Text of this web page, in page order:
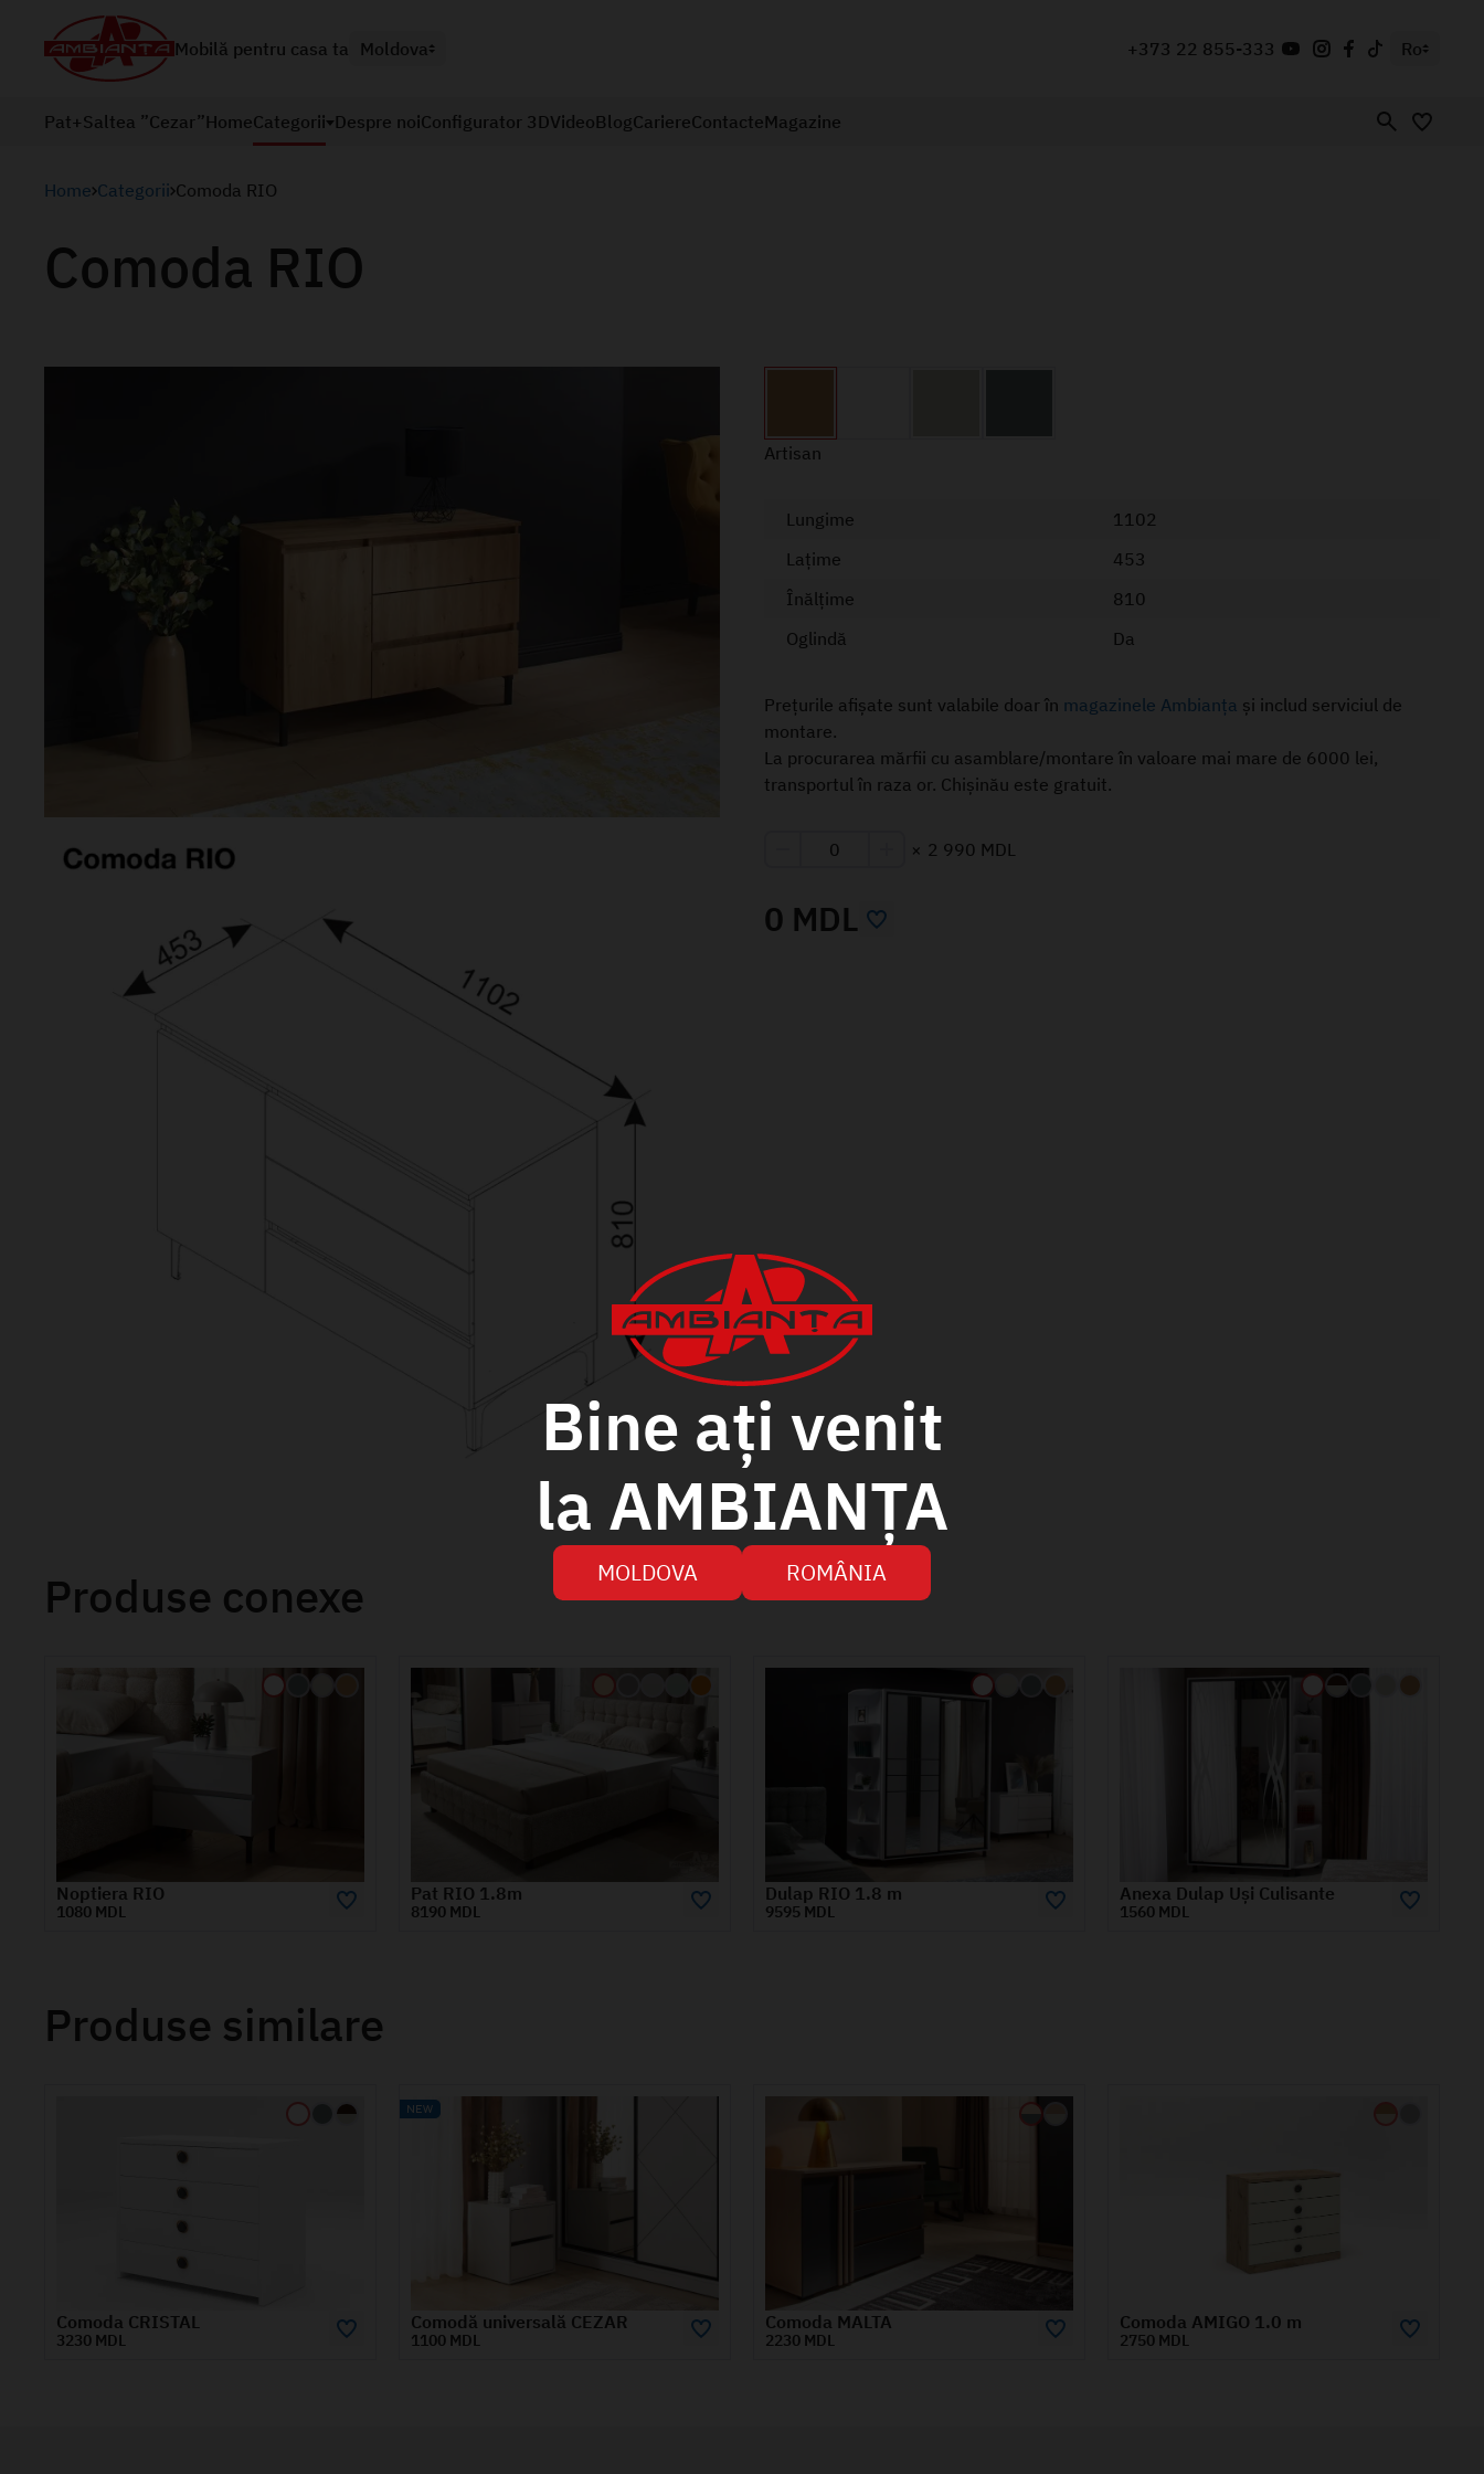
Mobilă pentru casa ta Moldova +373 22 855-333 Ro
Pat+Saltea ”Cezar”HomeCategorii Despre noiConfigurator 3DVideoBlogCariereContacteMagazine
Home Categorii Comoda RIO
Comoda RIO
Artisan
Lungime
1102
Lațime
453
Înălțime
810
Oglindă
Da
Prețurile afișate sunt valabile doar în magazinele Ambianța și includ serviciul de
montare.
La procurarea mărfii cu asamblare/montare în valoare mai mare de 6000 lei,
transportul în raza or. Chișinău este gratuit.
× 2 990 MDL
0 MDL
Produse conexe
Pat RIO 1.8m
8190 MDL
Dulap RIO 1.8 m
9595 MDL
Anexa Dulap Uși Culisante
1560 MDL
Dulap RIO 2 m
10620 MDL
Produse similare
Comodă universală CEZAR
1100 MDL
Comoda MALTA
2230 MDL
Comoda AMIGO 1.0 m
2750 MDL
Comoda SPACE
3980 MDL
Bine ați venit
la AMBIANȚA
MOLDOVA ROMÂNIA